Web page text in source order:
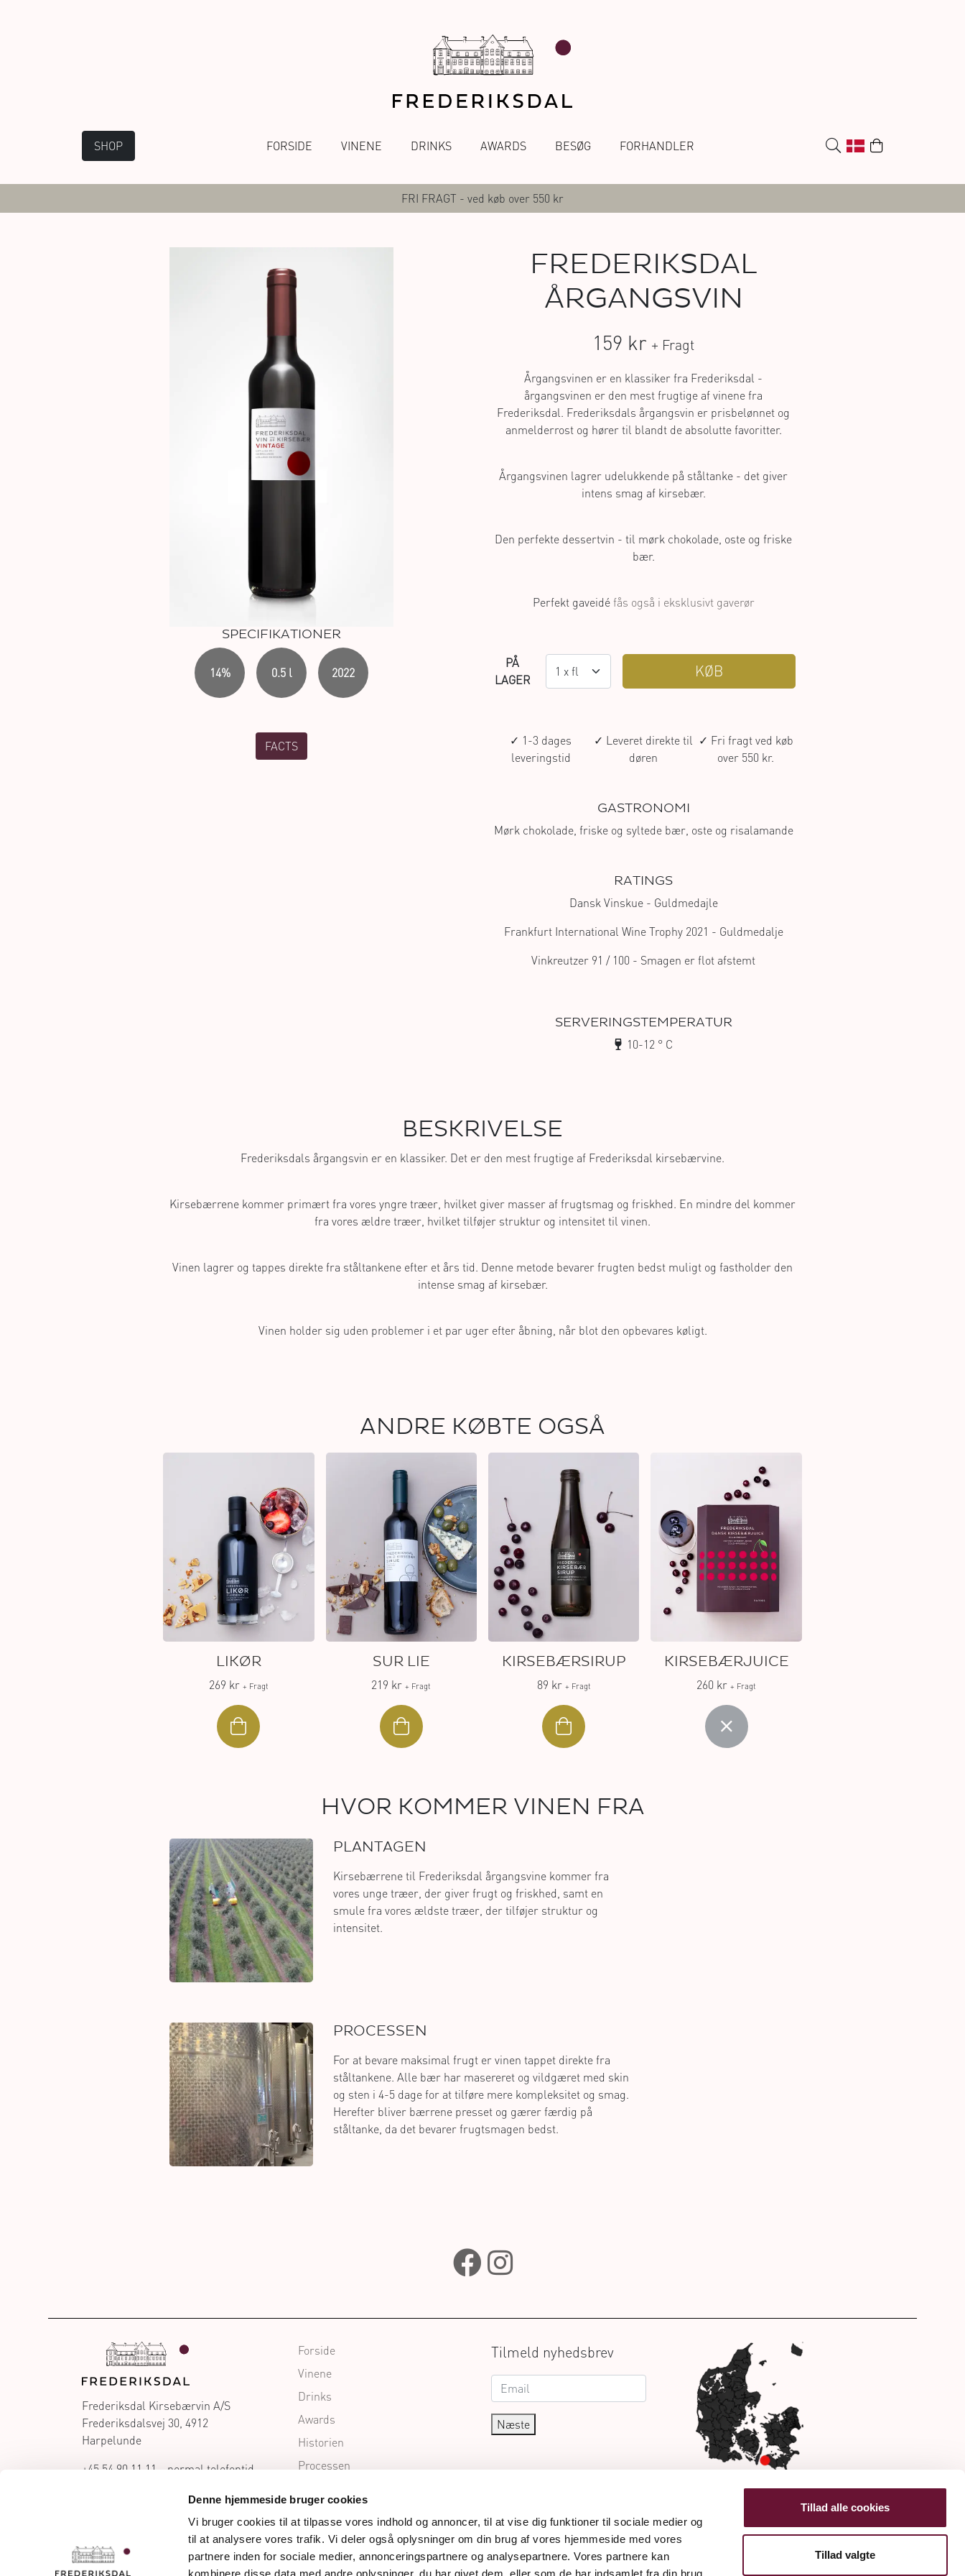
Denne hjemmeside bruger cookies
Vi bruger cookies til at tilpasse vores indhold og annoncer, til at vise dig funktioner til sociale medier og
til at analysere vores trafik. Vi deler også oplysninger om din brug af vores hjemmeside med vores
partnere inden for sociale medier, annonceringspartnere og analysepartnere. Vores partnere kan
Tillad alle cookies
Tillad valgte
SHOP FORSIDE VINENE DRINKS AWARDS BESØG FORHANDLER
FRI FRAGT - ved køb over 550 kr
SPECIFIKATIONER
14% 0.5 l 2022
FACTS
FREDERIKSDAL
ÅRGANGSVIN
159 kr + Fragt
Årgangsvinen er en klassiker fra Frederiksdal -
årgangsvinen er den mest frugtige af vinene fra
Frederiksdal. Frederiksdals årgangsvin er prisbelønnet og
anmelderrost og hører til blandt de absolutte favoritter.
Årgangsvinen lagrer udelukkende på ståltanke - det giver
intens smag af kirsebær.
Den perfekte dessertvin - til mørk chokolade, oste og friske
bær.
Perfekt gaveidé fås også i eksklusivt gaverør
PÅ
LAGER
KØB
✓ 1-3 dages
leveringstid
✓ Leveret direkte til
døren
✓ Fri fragt ved køb
over 550 kr.
GASTRONOMI
Mørk chokolade, friske og syltede bær, oste og risalamande
RATINGS
Dansk Vinskue - Guldmedajle
Frankfurt International Wine Trophy 2021 - Guldmedalje
Vinkreutzer 91 / 100 - Smagen er flot afstemt
SERVERINGSTEMPERATUR
10-12 ° C
BESKRIVELSE
Frederiksdals årgangsvin er en klassiker. Det er den mest frugtige af Frederiksdal kirsebærvine.
Kirsebærrene kommer primært fra vores yngre træer, hvilket giver masser af frugtsmag og friskhed. En mindre del kommer
fra vores ældre træer, hvilket tilføjer struktur og intensitet til vinen.
Vinen lagrer og tappes direkte fra ståltankene efter et års tid. Denne metode bevarer frugten bedst muligt og fastholder den
intense smag af kirsebær.
Vinen holder sig uden problemer i et par uger efter åbning, når blot den opbevares køligt.
ANDRE KØBTE OGSÅ
LIKØR
269 kr + Fragt
SUR LIE
219 kr+ Fragt
KIRSEBÆRSIRUP
89 kr + Fragt
KIRSEBÆRJUICE
260 kr+ Fragt
HVOR KOMMER VINEN FRA
PLANTAGEN
Kirsebærrene til Frederiksdal årgangsvine kommer fra
vores unge træer, der giver frugt og friskhed, samt en
smule fra vores ældste træer, der tilføjer struktur og
intensitet.
PROCESSEN
For at bevare maksimal frugt er vinen tappet direkte fra
ståltankene. Alle bær har masereret og vildgæret med skin
og sten i 4-5 dage for at tilføre mere kompleksitet og smag.
Herefter bliver bærrene presset og gærer færdig på
ståltanke, da det bevarer frugtsmagen bedst.
Frederiksdal Kirsebærvin A/S
Frederiksdalsvej 30, 4912
Harpelunde
+45 54 90 11 11 - normal telefontid
info@frederiksdal.com
ÅBNINGSTIDER hverdage 10 - 16.
Weekender og helligdage 11 - 16.
Forside
Vinene
Drinks
Awards
Historien
Processen
Teamet
Forhandler
Tilmeld nyhedsbrev
Næste